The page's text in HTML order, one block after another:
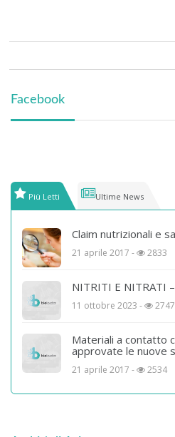
Facebook
Più Letti Ultime News
Claim nutrizionali e
21 aprile 2017 - 2833
NITRITI E NITRATI
11 ottobre 2023 - 2747
Materiali a contatto
approvate le nuove
21 aprile 2017 - 2534